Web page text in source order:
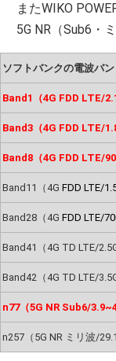
またWIKO
5G NR（Sub6・
ソフトバンクの電波バン
Band1（4G FDD LTE/
Band3（4G FDD LTE/
Band8（4G FDD LTE/
Band11（4G FDD LTE/
Band28（4G FDD LTE/
Band41（4G TD LTE/
Band42（4G TD LTE/
n77（5G NR Sub6/
n257（5G NR ミリ波/